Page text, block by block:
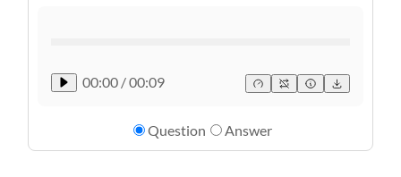
00:00 /00:09
Question Answer